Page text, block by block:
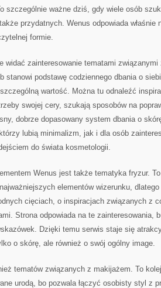
szczególnie ważne dziś, gdy wiele osób
przydatnych. Wenus odpowiada właśnie
formie.
widać zainteresowanie tematami
stanowi podstawę codziennego dbania o
wartość. Można tu odnaleźć
swojej cery, szukają sposobów na
dobrze dopasowany system dbania o
lubią minimalizm, jak i dla osób
do świata kosmetologii.
Wenus jest także tematyka fryzur. To
elementów wizerunku,
cięciach, o inspiracjach związanych z
Strona odpowiada na te zainteresowania,
Dzięki temu serwis staje się
o skórę, ale również o swój ogólny image.
tematów związanych z makijażem. To
urodą, bo pozwala łączyć osobisty styl z